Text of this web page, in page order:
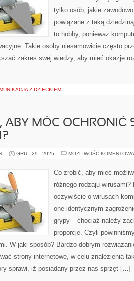
tylko osób, jakie
powiązane z taką
to hobby, ponieważ
Takie osoby niesamowicie często
zakres swej wiedzy, aby mieć okazje
Z DZIECKIEM
ABY MÓC OCHRONIĆ
GRU - 29 - 2025 MOŻLIWOŚĆ
Co zrobić, aby mieć
różnego rodzaju
oczywiście o wirusach
one identycznym
grypy – chociaż należy
proporcje. Czyli
W jaki sposób? Bardzo dobrym
strony internetowe, w celu znalezienia
sprawi, iż posiadany przez nas sprzęt […]